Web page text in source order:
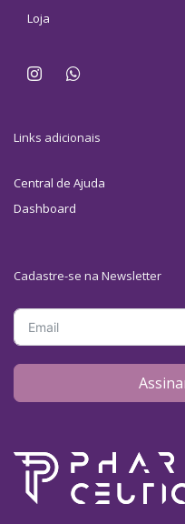
Loja
Links adicionais
Central de Ajuda
Dashboard
Cadastre-se na Newsletter